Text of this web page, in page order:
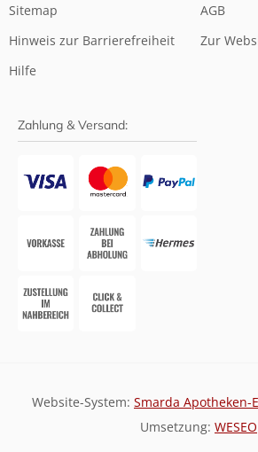
Sitemap
Hinweis zur Barrierefreiheit
Hilfe
AGB
Zur
Zahlung & Versand:
Website-System: Smarda Apotheken-
Umsetzung: WESEO